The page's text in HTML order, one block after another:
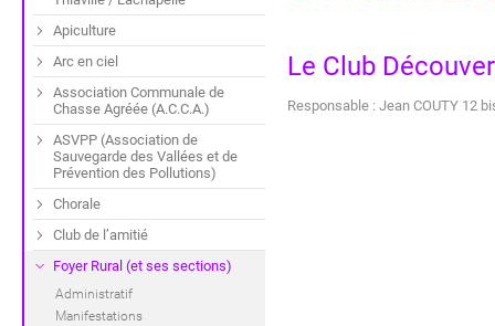
Le Club
Responsable : Jean COUTY 12
Apiculture
Arc en ciel
Association Communale de
Chasse Agréée (A.C.C.A.)
ASVPP (Association de
Sauvegarde des Vallées et de
Prévention des Pollutions)
Chorale
Club de l’amitié
Foyer Rural (et ses sections)
Administratif
Manifestations